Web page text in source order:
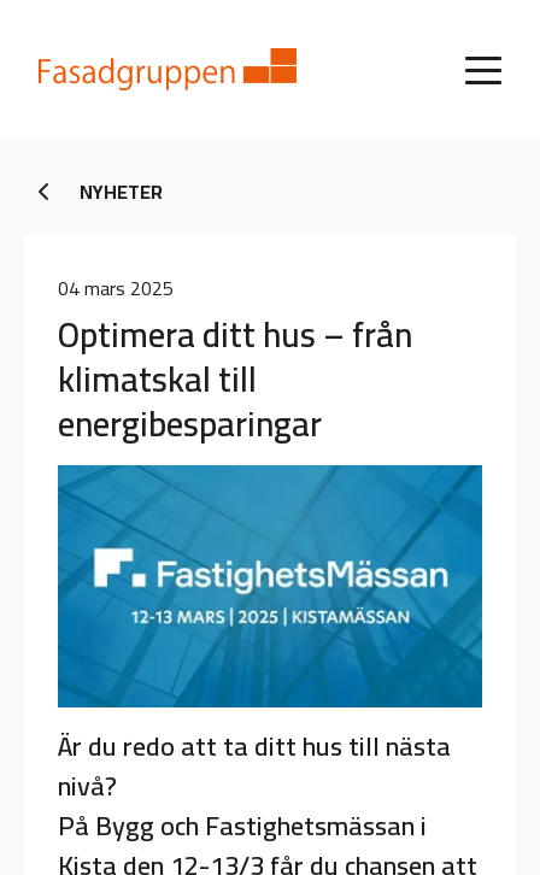
NYHETER
04 mars 2025
Optimera ditt hus – från
klimatskal till
energibesparingar
Är du redo att ta ditt hus till nästa
nivå?
På Bygg och Fastighetsmässan i